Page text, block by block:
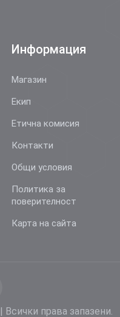
Информация
Магазин
Екип
Етична комисия
Контакти
Общи условия
Политика за
поверителност
Карта на сайта
| Всички права запазени.